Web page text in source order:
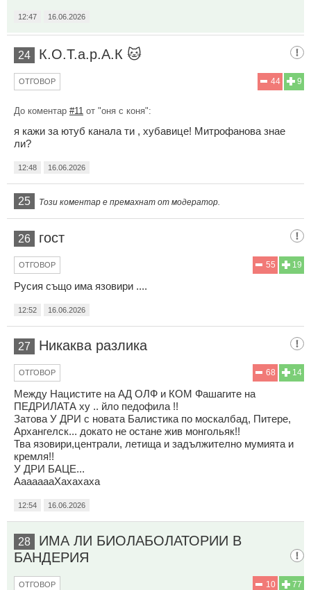
12:47 16.06.2026
24 К.О.Т.а.р.А.К 🐱
9
44
ОТГОВОР
До коментар #11 от "оня с коня":
я кажи за ютуб канала ти , хубавице! Митрофанова знае
ли?
12:48 16.06.2026
25 Този коментар е премахнат от модератор.
26 гост
19
55
ОТГОВОР
Русия също има язовири ....
12:52 16.06.2026
27 Никаква разлика
14
68
ОТГОВОР
Между Нацистите на АД ОЛФ и КОМ Фашагите на
ПЕДРИЛАТА ху .. йло педофила !!
Затова У ДРИ с новата Балистика по москалбад, Питере,
Архангелск... докато не остане жив монгольяк!!
Тва язовири,централи, летища и задължително мумията и
кремля!!
У ДРИ БАЦЕ...
АааааааХахахаха
12:54 16.06.2026
28
ИМА ЛИ БИОЛАБОЛАТОРИИ В
БАНДЕРИЯ
77
10
ОТГОВОР